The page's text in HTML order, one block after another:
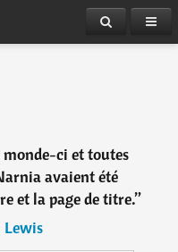
monde-ci et toutes
avaient été
et la page de titre.”
Lewis